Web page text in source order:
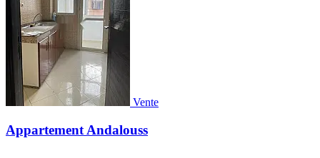
Vente
Appartement Andalouss